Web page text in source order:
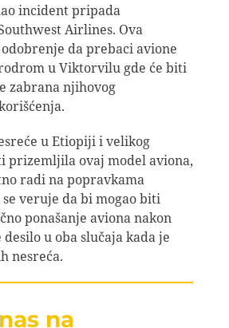
incident pripada
Airlines. Ova
da prebaci avione
u Viktorvilu gde će biti
zabrana njihovog
u Etiopiji i velikog
prizemljila ovaj model aviona,
radi na popravkama
veruje da bi mogao biti
ponašanje aviona nakon
u oba slučaja kada je
nesreća.
na